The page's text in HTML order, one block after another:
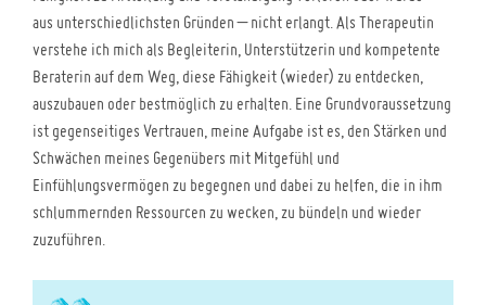
aus unterschiedlichsten Gründen – nicht erlangt. Als Therapeutin
verstehe ich mich als Begleiterin, Unterstützerin und kompetente
Beraterin auf dem Weg, diese Fähigkeit (wieder) zu entdecken,
auszubauen oder bestmöglich zu erhalten. Eine Grundvoraussetzung
ist gegenseitiges Vertrauen, meine Aufgabe ist es, den Stärken und
Schwächen meines Gegenübers mit Mitgefühl und
Einfühlungsvermögen zu begegnen und dabei zu helfen, die in ihm
schlummernden Ressourcen zu wecken, zu bündeln und wieder
zuzuführen.